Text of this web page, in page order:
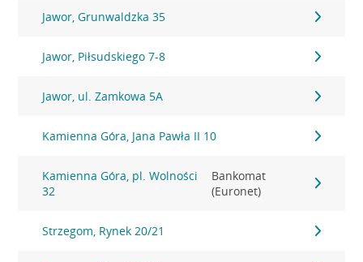
Jawor, Grunwaldzka 35
Jawor, Piłsudskiego 7-8
Jawor, ul. Zamkowa 5A
Kamienna Góra, Jana Pawła II 10
Kamienna Góra, pl. Wolności
32
Bankomat
(Euronet)
Strzegom, Rynek 20/21